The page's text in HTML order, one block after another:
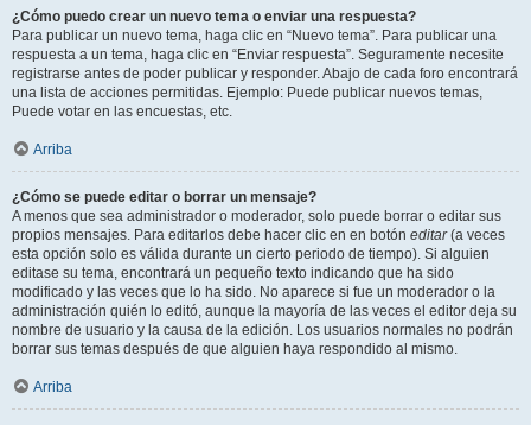
¿Cómo puedo crear un nuevo tema o enviar una respuesta?
Para publicar un nuevo tema, haga clic en “Nuevo tema”. Para publicar una
respuesta a un tema, haga clic en “Enviar respuesta”. Seguramente necesite
registrarse antes de poder publicar y responder. Abajo de cada foro encontrará
una lista de acciones permitidas. Ejemplo: Puede publicar nuevos temas,
Puede votar en las encuestas, etc.
Arriba
¿Cómo se puede editar o borrar un mensaje?
A menos que sea administrador o moderador, solo puede borrar o editar sus
propios mensajes. Para editarlos debe hacer clic en en botón editar(a veces
esta opción solo es válida durante un cierto periodo de tiempo). Si alguien
editase su tema, encontrará un pequeño texto indicando que ha sido
modificado y las veces que lo ha sido. No aparece si fue un moderador o la
administración quién lo editó, aunque la mayoría de las veces el editor deja su
nombre de usuario y la causa de la edición. Los usuarios normales no podrán
borrar sus temas después de que alguien haya respondido al mismo.
Arriba